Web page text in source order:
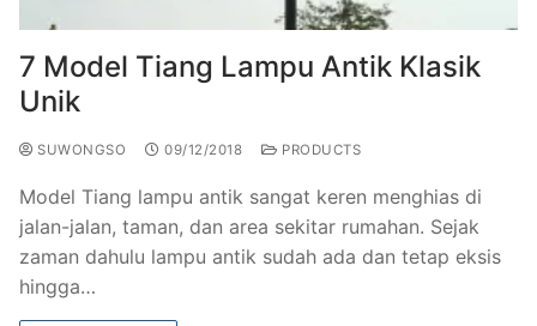
7 Model Tiang Lampu Antik Klasik
Unik
SUWONGSO 09/12/2018 PRODUCTS
Model Tiang lampu antik sangat keren menghias di
jalan-jalan, taman, dan area sekitar rumahan. Sejak
zaman dahulu lampu antik sudah ada dan tetap eksis
hingga…